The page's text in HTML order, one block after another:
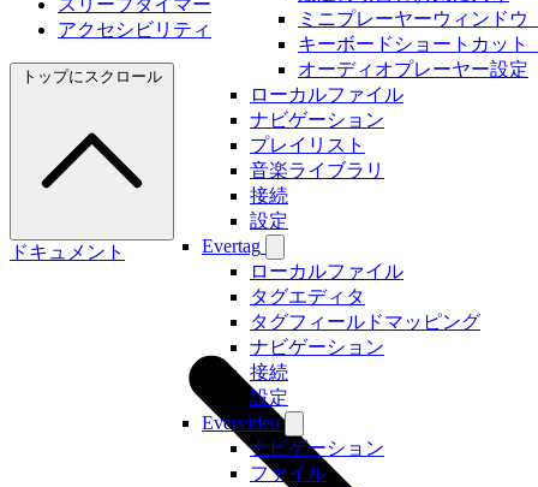
ミニプレーヤーウィンドウ
キーボードショートカット
オーディオプレーヤー設定
ローカルファイル
ナビゲーション
プレイリスト
音楽ライブラリ
接続
設定
Evertag
ローカルファイル
タグエディタ
タグフィールドマッピング
ナビゲーション
接続
設定
Evervideo
ナビゲーション
ファイル
スリープタイマー
アクセシビリティ
トップにスクロール
ドキュメント